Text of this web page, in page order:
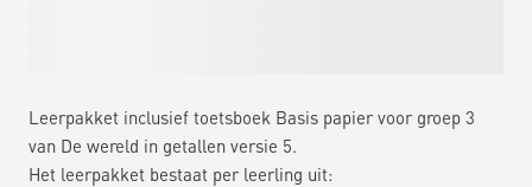
Leerpakket inclusief toetsboek Basis papier voor groep 3
van De wereld in getallen versie 5.
Het leerpakket bestaat per leerling uit: